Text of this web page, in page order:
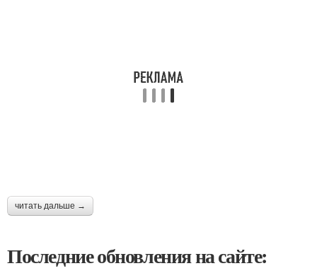
читать дальше →
Последние обновления на сайте: